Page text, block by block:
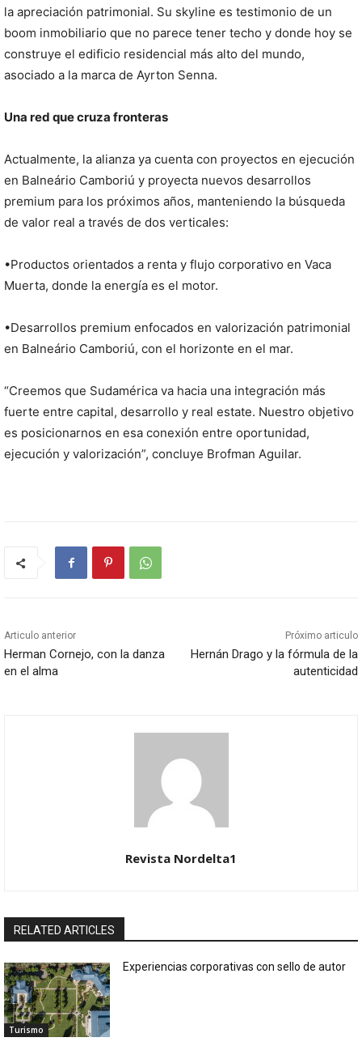
la apreciación patrimonial. Su skyline es testimonio de un
boom inmobiliario que no parece tener techo y donde hoy se
construye el edificio residencial más alto del mundo,
asociado a la marca de Ayrton Senna.
Una red que cruza fronteras
Actualmente, la alianza ya cuenta con proyectos en ejecución
en Balneário Camboriú y proyecta nuevos desarrollos
premium para los próximos años, manteniendo la búsqueda
de valor real a través de dos verticales:
•Productos orientados a renta y flujo corporativo en Vaca
Muerta, donde la energía es el motor.
•Desarrollos premium enfocados en valorización patrimonial
en Balneário Camboriú, con el horizonte en el mar.
“Creemos que Sudamérica va hacia una integración más
fuerte entre capital, desarrollo y real estate. Nuestro objetivo
es posicionarnos en esa conexión entre oportunidad,
ejecución y valorización”, concluye Brofman Aguilar.
Articulo anterior
Herman Cornejo, con la danza
en el alma
Próximo articulo
Hernán Drago y la fórmula de la
autenticidad
Revista Nordelta1
RELATED ARTICLES
Turismo
Experiencias corporativas con sello de autor